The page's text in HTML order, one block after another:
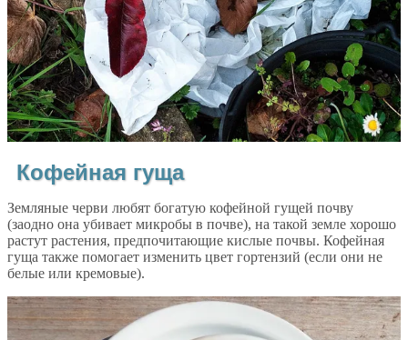
Кофейная гуща
Земляные черви любят богатую кофейной гущей почву
(заодно она убивает микробы в почве), на такой земле хорошо
растут растения, предпочитающие кислые почвы. Кофейная
гуща также помогает изменить цвет гортензий (если они не
белые или кремовые).